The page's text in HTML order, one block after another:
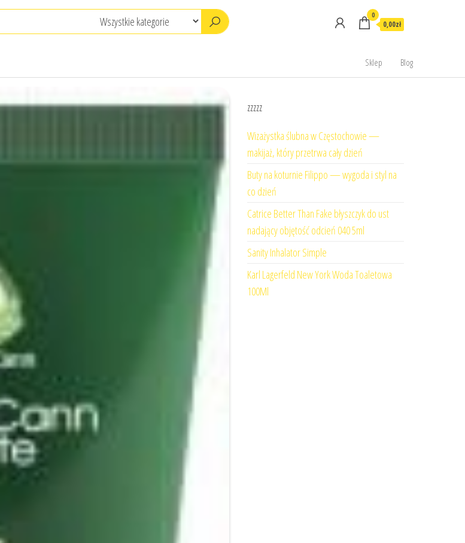
0
0,00zł
Sklep Blog
zzzzz
Wizażystka ślubna w Częstochowie —
makijaż, który przetrwa cały dzień
Buty na koturnie Filippo — wygoda i styl na
co dzień
Catrice Better Than Fake błyszczyk do ust
nadający objętość odcień 040 5ml
Sanity Inhalator Simple
Karl Lagerfeld New York Woda Toaletowa
100Ml